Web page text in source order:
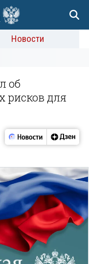
Новости
об
рисков для